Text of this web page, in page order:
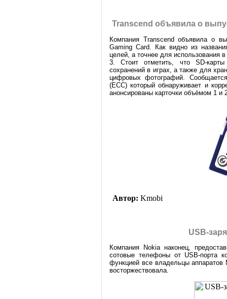
Transcend объявила о
Компания Transcend объявила о
Gaming Card. Как видно из
целей, а точнее для использования
3. Стоит отметить, что SD-
сохранений в играх, а также для
цифровых фотографий.
(ECC) который обнаруживает и
анонсированы карточки объёмом 1 и
Автор: Kmobi
USB-
Компания Nokia наконец,
сотовые телефоны от USB-порта
функцией все владельцы аппаратов
восторжествовала.